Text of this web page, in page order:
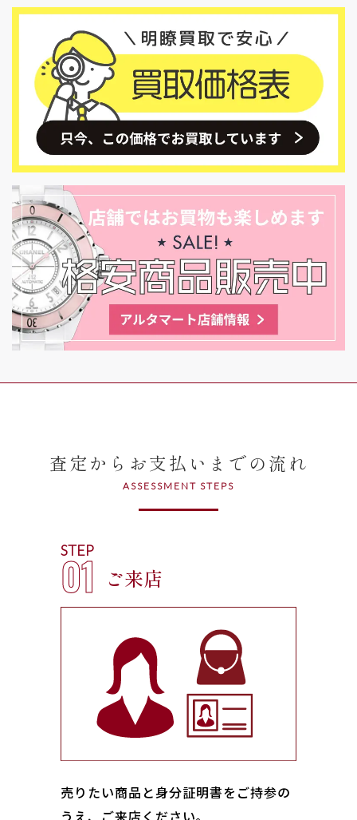
査定からお支払いまでの流れ
ASSESSMENT STEPS
STEP
01 ご来店
売りたい商品と身分証明書をご持参の
うえ、ご来店ください｡